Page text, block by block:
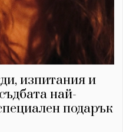
изпитания и
най-
подарък